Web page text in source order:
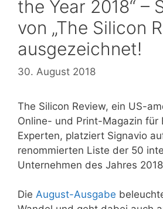
the Year 2018“ –
von „The Silicon
ausgezeichnet!
30. August 2018
The Silicon Review, ein US-
Online- und Print-Magazin für
Experten, platziert Signavio
renommierten Liste der 50
Unternehmen des Jahres
Die August-Ausgabe